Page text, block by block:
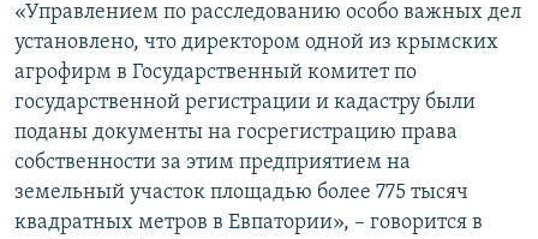
«Управлением по расследованию особо важных дел
установлено, что директором одной из крымских
агрофирм в Государственный комитет по
государственной регистрации и кадастру были
поданы документы на госрегистрацию права
собственности за этим предприятием на
земельный участок площадью более 775 тысяч
квадратных метров в Евпатории», – говорится в